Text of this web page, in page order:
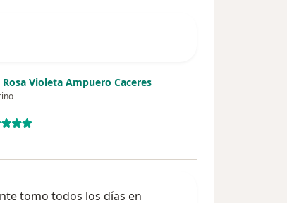
Rosa Violeta Ampuero Caceres
tomo todos los días en